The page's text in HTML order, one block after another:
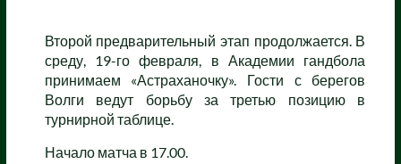
Второй предварительный этап продолжается. В
среду, 19-го февраля, в Академии гандбола
принимаем «Астраханочку». Гости с берегов
Волги ведут борьбу за третью позицию в
турнирной таблице.
Начало матча в 17.00.